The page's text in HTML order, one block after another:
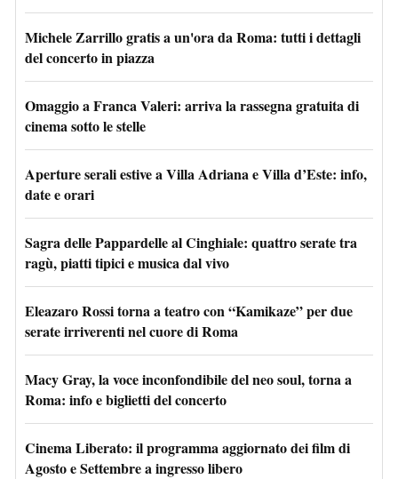
Michele Zarrillo gratis a un'ora da Roma: tutti i dettagli
del concerto in piazza
Omaggio a Franca Valeri: arriva la rassegna gratuita di
cinema sotto le stelle
Aperture serali estive a Villa Adriana e Villa d’Este: info,
date e orari
Sagra delle Pappardelle al Cinghiale: quattro serate tra
ragù, piatti tipici e musica dal vivo
Eleazaro Rossi torna a teatro con “Kamikaze” per due
serate irriverenti nel cuore di Roma
Macy Gray, la voce inconfondibile del neo soul, torna a
Roma: info e biglietti del concerto
Cinema Liberato: il programma aggiornato dei film di
Agosto e Settembre a ingresso libero